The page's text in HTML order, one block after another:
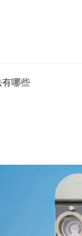
有哪些